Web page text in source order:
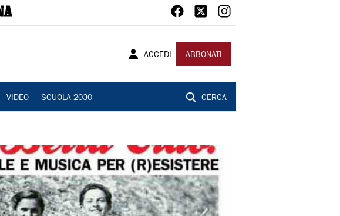
ACCEDI ABBONATI
VIDEO SCUOLA 2030 CERCA